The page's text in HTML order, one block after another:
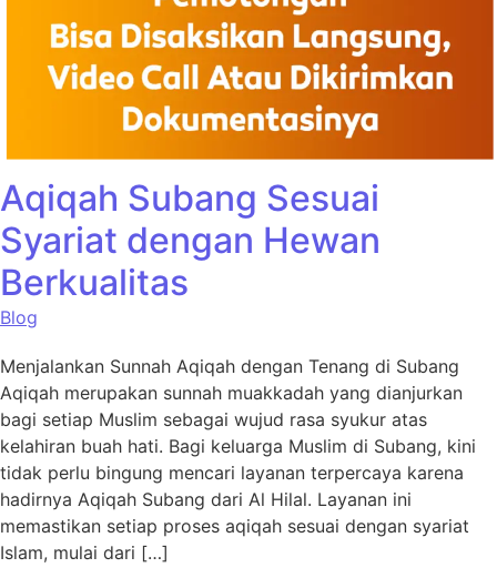
Aqiqah Subang Sesuai
Syariat dengan Hewan
Berkualitas
Blog
Menjalankan Sunnah Aqiqah dengan Tenang di Subang
Aqiqah merupakan sunnah muakkadah yang dianjurkan
bagi setiap Muslim sebagai wujud rasa syukur atas
kelahiran buah hati. Bagi keluarga Muslim di Subang, kini
tidak perlu bingung mencari layanan terpercaya karena
hadirnya Aqiqah Subang dari Al Hilal. Layanan ini
memastikan setiap proses aqiqah sesuai dengan syariat
Islam, mulai dari […]